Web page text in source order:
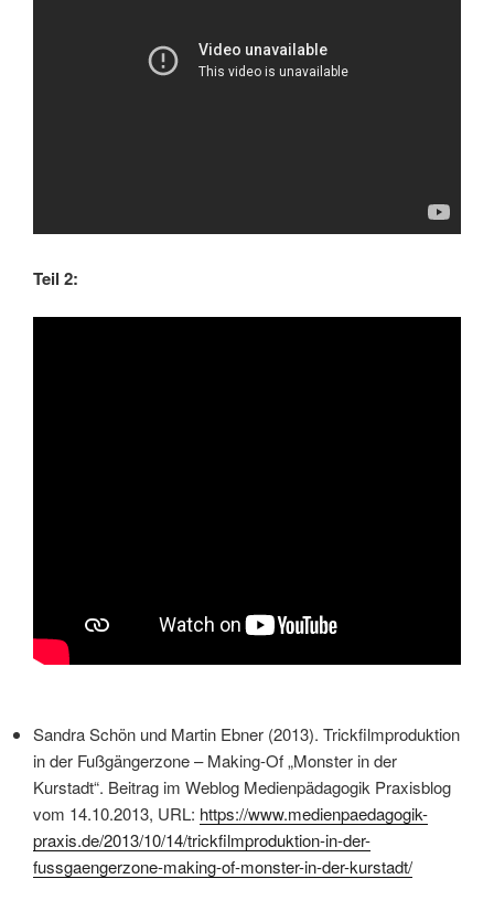
Teil 2:
Sandra Schön und Martin Ebner (2013). Trickfilmproduktion
in der Fußgängerzone – Making-Of „Monster in der
Kurstadt“. Beitrag im Weblog Medienpädagogik Praxisblog
vom 14.10.2013, URL: https://www.medienpaedagogik-
praxis.de/2013/10/14/trickfilmproduktion-in-der-
fussgaengerzone-making-of-monster-in-der-kurstadt/